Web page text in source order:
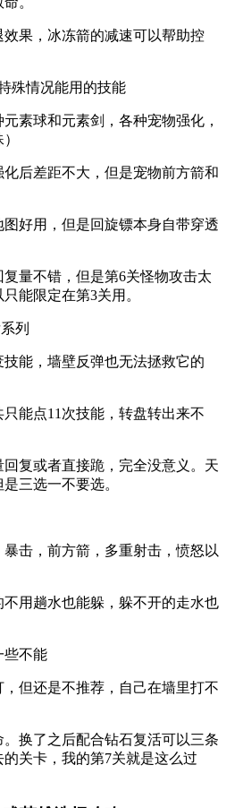
果，冰冻箭的减速可以帮助控
殊情况能用的技能
素球和元素剑，各种宠物强化，
后差距不大，但是宠物前方箭和
好用，但是回旋镖本身自带穿透
量不错，但是第6关怪物攻击太
能限定在第3关用。
列
能，墙壁反弹也无法拯救它的
能点11次技能，转盘转出来不
复或者直接跪，完全没意义。天
三选一不要选。
击，前方箭，多重射击，愤怒以
用趟水也能躲，躲不开的走水也
些不能
但还是不推荐，自己在墙里打不
换了之后配合钻石复活可以三条
关卡，我的第7关就是这么过